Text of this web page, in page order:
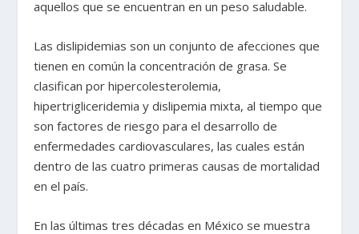
aquellos que se encuentran en un peso saludable.
Las dislipidemias son un conjunto de afecciones que
tienen en común la concentración de grasa. Se
clasifican por hipercolesterolemia,
hipertrigliceridemia y dislipemia mixta, al tiempo que
son factores de riesgo para el desarrollo de
enfermedades cardiovasculares, las cuales están
dentro de las cuatro primeras causas de mortalidad
en el país.
En las últimas tres décadas en México se muestra